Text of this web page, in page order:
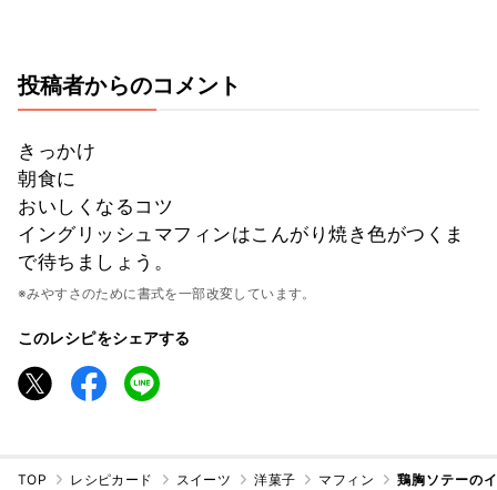
投稿者からのコメント
きっかけ
朝食に
おいしくなるコツ
イングリッシュマフィンはこんがり焼き色がつくま
で待ちましょう。
※みやすさのために書式を一部改変しています。
このレシピをシェアする
TOP レシピカード スイーツ 洋菓子 マフィン 鶏胸ソテーの